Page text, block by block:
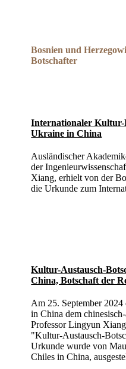
Bosnien und
Botschafter
Internationaler Kultur-
Ukraine in China
Ausländischer
der
Xiang, erhielt von der
die Urkunde zum
Kultur-Austausch-
China, Botschaft der
Am 25. September
in China dem
Professor Lingyun
"Kultur-Austausch-
Urkunde wurde von
Chiles in China,